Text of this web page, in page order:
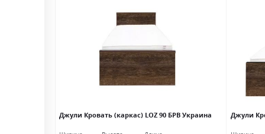
Джули Кровать (каркас) LOZ 90 БРВ Украина Джули